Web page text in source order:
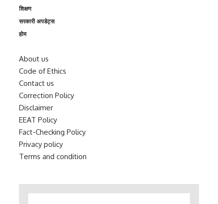
शिक्षण
सरकारी अपडेट्स
होम
About us
Code of Ethics
Contact us
Correction Policy
Disclaimer
EEAT Policy
Fact-Checking Policy
Privacy policy
Terms and condition